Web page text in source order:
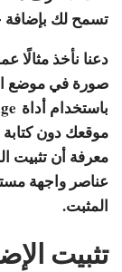
تسمح لك بإضافة
دعنا نأخذ مثالًا
صورة في موضع
باستخدام أداة
معرفة أن تثبيت
عناصر واجهة
المثبت.
تثبيت